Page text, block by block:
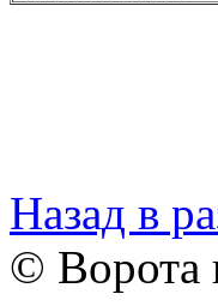
Назад в
© Ворота